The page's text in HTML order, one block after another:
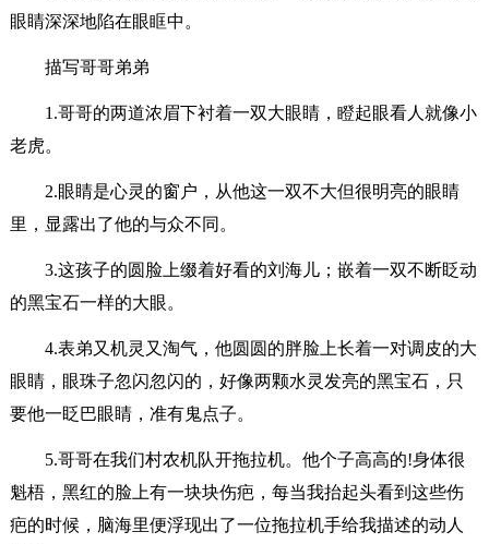
眼睛深深地陷在眼眶中。
描写哥哥弟弟
1.哥哥的两道浓眉下衬着一双大眼睛，瞪起眼看人就像小
老虎。
2.眼睛是心灵的窗户，从他这一双不大但很明亮的眼睛
里，显露出了他的与众不同。
3.这孩子的圆脸上缀着好看的刘海儿；嵌着一双不断眨动
的黑宝石一样的大眼。
4.表弟又机灵又淘气，他圆圆的胖脸上长着一对调皮的大
眼睛，眼珠子忽闪忽闪的，好像两颗水灵发亮的黑宝石，只
要他一眨巴眼睛，准有鬼点子。
5.哥哥在我们村农机队开拖拉机。他个子高高的!身体很
魁梧，黑红的脸上有一块块伤疤，每当我抬起头看到这些伤
疤的时候，脑海里便浮现出了一位拖拉机手给我描述的动人